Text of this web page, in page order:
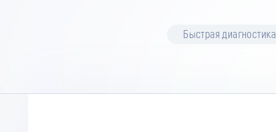
Быстрая диагностика